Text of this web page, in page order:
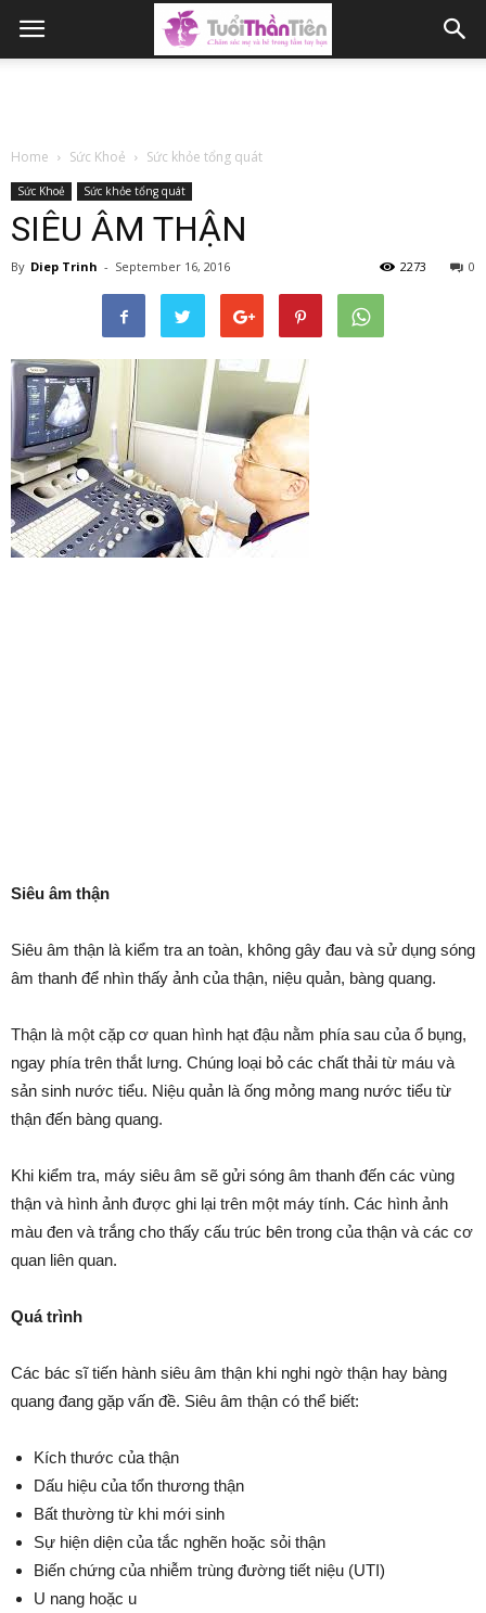
Home Sức Khoẻ Sức khỏe tổng quát
Sức Khoẻ Sức khỏe tổng quát
SIÊU ÂM THẬN
By Diep Trinh - September 16, 2016 0
2273
Siêu âm thận
Siêu âm thận là kiểm tra an toàn, không gây đau và sử dụng sóng
âm thanh để nhìn thấy ảnh của thận, niệu quản, bàng quang.
Thận là một cặp cơ quan hình hạt đậu nằm phía sau của ổ bụng,
ngay phía trên thắt lưng. Chúng loại bỏ các chất thải từ máu và
sản sinh nước tiểu. Niệu quản là ống mỏng mang nước tiểu từ
thận đến bàng quang.
Khi kiểm tra, máy siêu âm sẽ gửi sóng âm thanh đến các vùng
thận và hình ảnh được ghi lại trên một máy tính. Các hình ảnh
màu đen và trắng cho thấy cấu trúc bên trong của thận và các cơ
quan liên quan.
Quá trình
Các bác sĩ tiến hành siêu âm thận khi nghi ngờ thận hay bàng
quang đang gặp vấn đề. Siêu âm thận có thể biết:
Kích thước của thận
Dấu hiệu của tổn thương thận
Bất thường từ khi mới sinh
Sự hiện diện của tắc nghẽn hoặc sỏi thận
Biến chứng của nhiễm trùng đường tiết niệu (UTI)
U nang hoặc u